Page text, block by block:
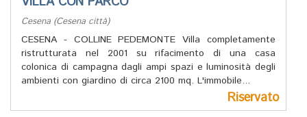
Cesena (Cesena città)
CESENA - COLLINE PEDEMONTE Villa completamente
ristrutturata nel 2001 su rifacimento di una casa
colonica di campagna dagli ampi spazi e luminosità degli
ambienti con giardino di circa 2100 mq. L'immobile...
Riservato